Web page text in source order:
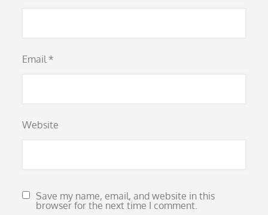
Email *
Website
Save my name, email, and website in this
browser for the next time I comment.